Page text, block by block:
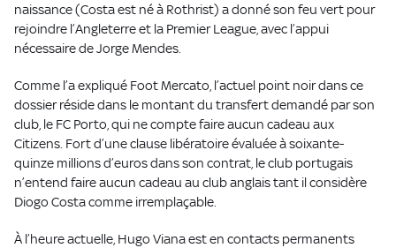
naissance (Costa est né à Rothrist) a donné son feu vert pour
rejoindre l’Angleterre et la Premier League, avec l’appui
nécessaire de Jorge Mendes.
Comme l’a expliqué Foot Mercato, l’actuel point noir dans ce
dossier réside dans le montant du transfert demandé par son
club, le FC Porto, qui ne compte faire aucun cadeau aux
Citizens. Fort d’une clause libératoire évaluée à soixante-
quinze millions d’euros dans son contrat, le club portugais
n’entend faire aucun cadeau au club anglais tant il considère
Diogo Costa comme irremplaçable.
À l’heure actuelle, Hugo Viana est en contacts permanents